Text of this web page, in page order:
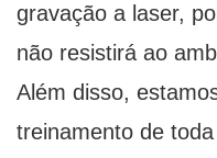
gravação a laser,
não resistirá ao
Além disso,
treinamento de